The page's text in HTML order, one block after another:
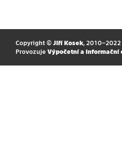
Copyright © Jiří Kosek,
Provozuje Výpočetní a informační